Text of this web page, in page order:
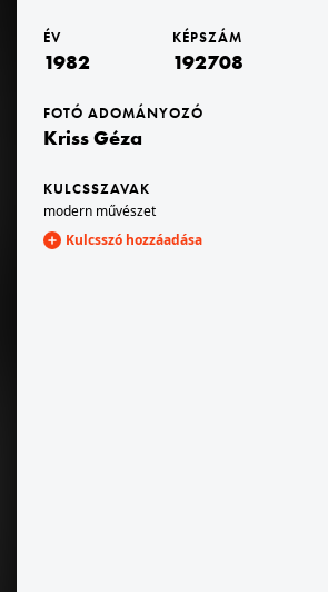
ÉV
1982
KÉPSZÁM
192708
FOTÓ ADOMÁNYOZÓ
Kriss Géza
KULCSSZAVAK
modern művészet
Kulcsszó hozzáadása